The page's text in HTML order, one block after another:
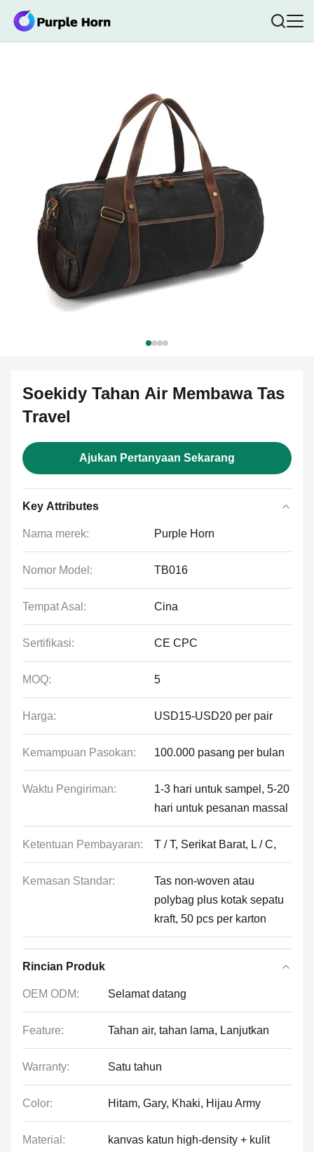
Soekidy Tahan Air Membawa Tas
Travel
Ajukan Pertanyaan Sekarang
Key Attributes
Nama merek: Purple Horn
Nomor Model: TB016
Tempat Asal: Cina
Sertifikasi: CE CPC
MOQ: 5
Harga: USD15-USD20 per pair
Kemampuan Pasokan: 100.000 pasang per bulan
Waktu Pengiriman:
1-3 hari untuk sampel, 5-20
hari untuk pesanan massal
Ketentuan Pembayaran: T / T, Serikat Barat, L / C,
Kemasan Standar:
Tas non-woven atau
polybag plus kotak sepatu
kraft, 50 pcs per karton
Rincian Produk
OEM ODM: Selamat datang
Feature: Tahan air, tahan lama, Lanjutkan
Warranty: Satu tahun
Color: Hitam, Gary, Khaki, Hijau Army
Material:
kanvas katun high-density + kulit